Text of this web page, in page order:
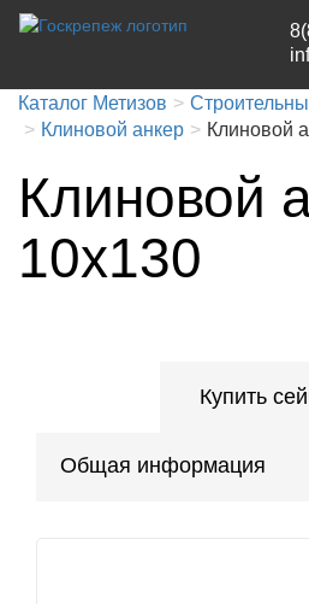
Каталог Метизов
Клиновой анкер
Клиновой
Клиновой
10x130
Купить
Общая информация